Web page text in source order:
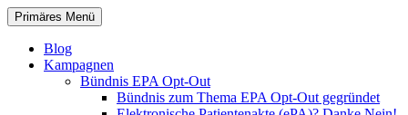
Zum
Inhalt
springen
patientenrechte-datenschutz.de
Suchen
Primäres Menü
Blog
Kampagnen
Bündnis EPA Opt-Out
Bündnis zum Thema EPA Opt-Out gegründet